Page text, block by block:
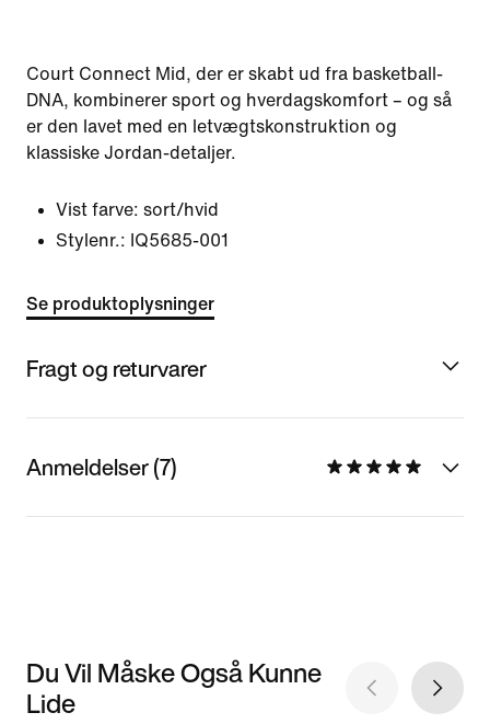
Court Connect Mid, der er skabt ud fra basketball-
DNA, kombinerer sport og hverdagskomfort – og så
er den lavet med en letvægtskonstruktion og
klassiske Jordan-detaljer.
Vist farve: sort/hvid
Stylenr.: IQ5685-001
Se produktoplysninger
Fragt og returvarer
Anmeldelser (7)
Du Vil Måske Også Kunne
Lide